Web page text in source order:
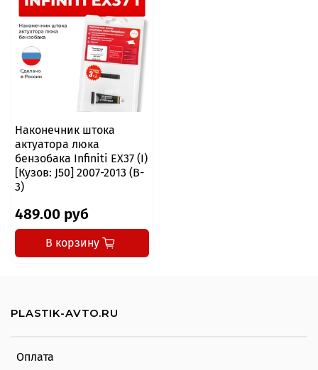
Наконечник штока
актуатора люка
бензобака Infiniti EX37 (I)
[Кузов: J50] 2007-2013 (B-
3)
489.00 руб
В корзину
Оплата
PLASTIK-AVTO.RU